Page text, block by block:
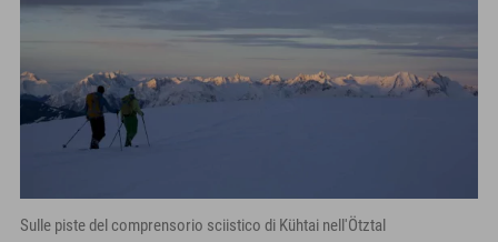
Sulle piste del comprensorio sciistico di Kühtai nell'Ötztal